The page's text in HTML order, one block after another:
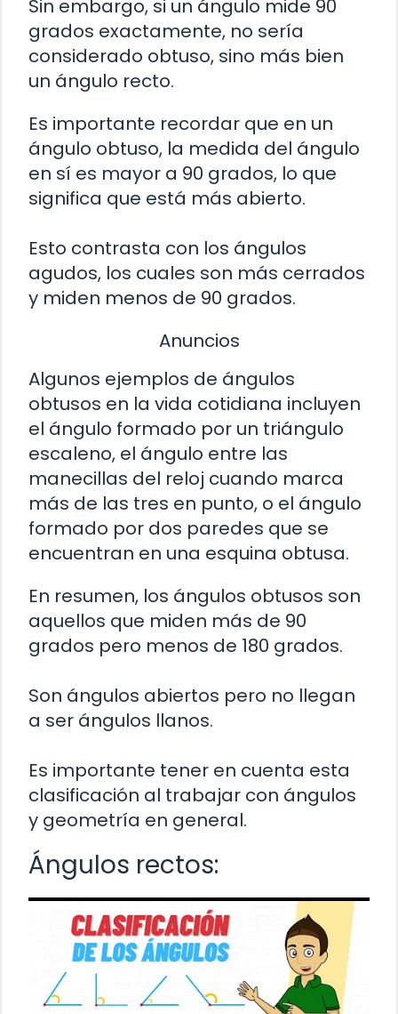
Sin embargo, si un ángulo mide 90
grados exactamente, no sería
considerado obtuso, sino más bien
un ángulo recto.
Es importante recordar que en un
ángulo obtuso, la medida del ángulo
en sí es mayor a 90 grados, lo que
significa que está más abierto.
Esto contrasta con los ángulos
agudos, los cuales son más cerrados
y miden menos de 90 grados.
Anuncios
Algunos ejemplos de ángulos
obtusos en la vida cotidiana incluyen
el ángulo formado por un triángulo
escaleno, el ángulo entre las
manecillas del reloj cuando marca
más de las tres en punto, o el ángulo
formado por dos paredes que se
encuentran en una esquina obtusa.
En resumen, los ángulos obtusos son
aquellos que miden más de 90
grados pero menos de 180 grados.
Son ángulos abiertos pero no llegan
a ser ángulos llanos.
Es importante tener en cuenta esta
clasificación al trabajar con ángulos
y geometría en general.
Ángulos rectos: